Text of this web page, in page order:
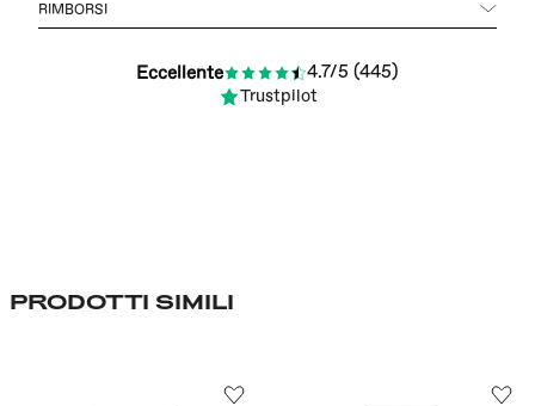
RIMBORSI
Eccellente 4.7/5 (445)
Trustpilot
PRODOTTI SIMILI